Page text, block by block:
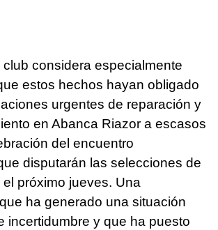
considera especialmente
estos hechos hayan obligado
urgentes de reparación y
en Abanca Riazor a escasos
del encuentro
disputarán las selecciones de
próximo jueves. Una
ha generado una situación
incertidumbre y que ha puesto